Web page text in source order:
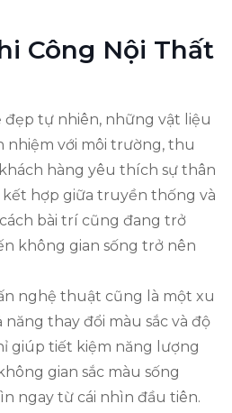
Công Nội Thất
đẹp tự nhiên, những vật liệu
nhiệm với môi trường, thu
hàng yêu thích sự thân
kết hợp giữa truyền thống và
bài trí cũng đang trở
không gian sống trở nên
nghệ thuật cũng là một xu
năng thay đổi màu sắc và độ
giúp tiết kiệm năng lượng
gian sắc màu sống
ngay từ cái nhìn đầu tiên.